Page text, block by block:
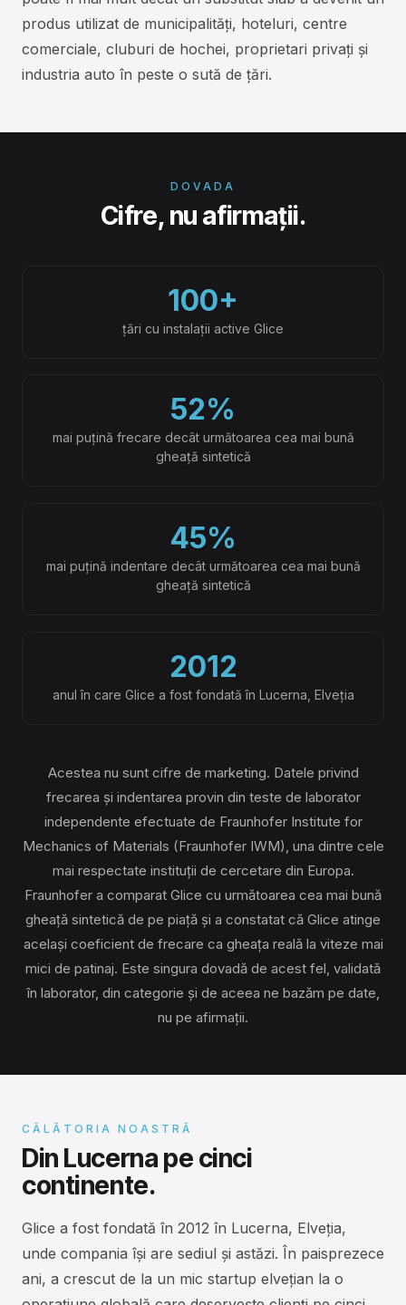
produs utilizat de municipalități, hoteluri, centre
comerciale, cluburi de hochei, proprietari privați și
industria auto în peste o sută de țări.
DOVADA
Cifre, nu afirmații.
100+
țări cu instalații active Glice
52%
mai puțină frecare decât următoarea cea mai bună
gheață sintetică
45%
mai puțină indentare decât următoarea cea mai bună
gheață sintetică
2012
anul în care Glice a fost fondată în Lucerna, Elveția
Acestea nu sunt cifre de marketing. Datele privind
frecarea și indentarea provin din teste de laborator
independente efectuate de Fraunhofer Institute for
Mechanics of Materials (Fraunhofer IWM), una dintre cele
mai respectate instituții de cercetare din Europa.
Fraunhofer a comparat Glice cu următoarea cea mai bună
gheață sintetică de pe piață și a constatat că Glice atinge
același coeficient de frecare ca gheața reală la viteze mai
mici de patinaj. Este singura dovadă de acest fel, validată
în laborator, din categorie și de aceea ne bazăm pe date,
nu pe afirmații.
CĂLĂTORIA NOASTRĂ
Din Lucerna pe cinci
continente.
Glice a fost fondată în 2012 în Lucerna, Elveția,
unde compania își are sediul și astăzi. În paisprezece
ani, a crescut de la un mic startup elvețian la o